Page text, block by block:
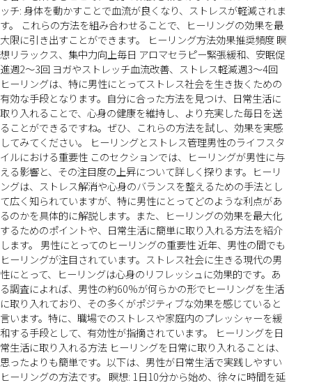
ッチ: 身体を動かすことで血流が良くなり、ストレスが軽減されま
す。 これらの方法を組み合わせることで、ヒーリングの効果を最
大限に引き出すことができます。 ヒーリング方法効果推奨頻度 瞑
想リラックス、集中力向上毎日 アロマセラピー緊張緩和、安眠促
進週2〜3回 ヨガやストレッチ血流改善、ストレス軽減週3〜4回
ヒーリングは、特に男性にとってストレス社会を生き抜くための
有効な手段となります。自分に合った方法を見つけ、日常生活に
取り入れることで、心身の健康を維持し、より充実した毎日を送
ることができるですね。ぜひ、これらの方法を試し、効果を実感
してみてください。 ヒーリングとストレス管理男性のライフスタ
イルにおける重要性 このセクションでは、ヒーリングが男性に与
える影響と、その注目度の上昇について詳しく探ります。ヒーリ
ングは、ストレス解消や心身のバランスを整えるための手法とし
て広く知られていますが、特に男性にとってどのような利点があ
るのかを具体的に解説します。また、ヒーリングの効果を最大化
するためのポイントや、日常生活に簡単に取り入れる方法を紹介
します。 男性にとってのヒーリングの重要性 近年、男性の間でも
ヒーリングが注目されています。ストレス社会に生きる現代の男
性にとって、ヒーリングは心身のリフレッシュに効果的です。あ
る調査によれば、男性の約60%が何らかの形でヒーリングを生活
に取り入れており、その多くがポジティブな効果を感じていると
言います。特に、職場でのストレスや家庭内のプレッシャーを緩
和する手段として、有効性が指摘されています。 ヒーリングを日
常生活に取り入れる方法 ヒーリングを日常に取り入れることは、
思ったよりも簡単です。以下は、男性が日常生活で実践しやすい
ヒーリングの方法です。 瞑想: 1日10分から始め、徐々に時間を延